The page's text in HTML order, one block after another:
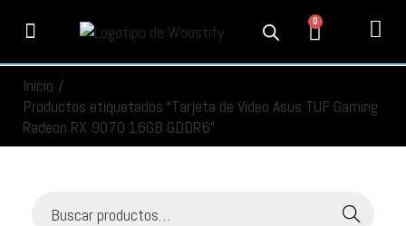
0
Inicio /
Productos etiquetados “Tarjeta de Video Asus TUF Gaming
Radeon RX 9070 16GB GDDR6”
Buscar